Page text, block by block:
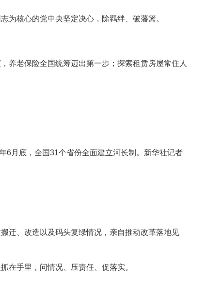
核心的党中央坚定决心，除羁绊、破藩篱。
老保险全国统筹迈出第一步；探索租赁房屋常住人
月底，全国31个省份全面建立河长制。新华社记者
、改造以及码头复绿情况，亲自推动改革落地见
手里，问情况、压责任、促落实。